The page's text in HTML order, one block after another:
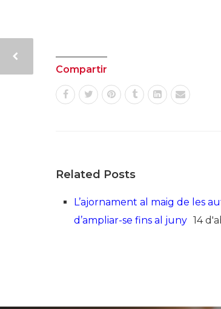
Compartir
Related Posts
L’ajornament al maig de les
d’ampliar-se fins al juny 14